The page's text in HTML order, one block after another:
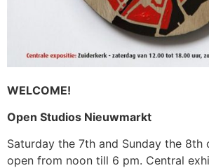
WELCOME!
Open Studios Nieuwmarkt
Saturday the 7th and Sunday the 8th
open from noon till 6 pm. Central